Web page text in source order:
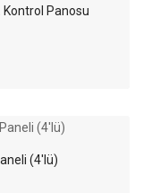
Kontrol Panosu
(4'lü)